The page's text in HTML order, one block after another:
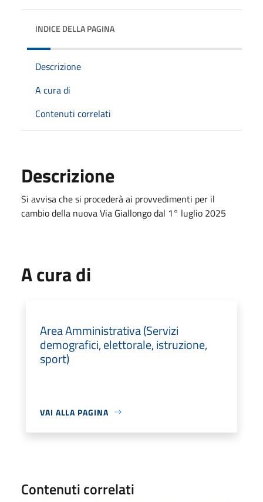
INDICE DELLA PAGINA
Descrizione
A cura di
Contenuti correlati
Descrizione
Si avvisa che si procederà ai provvedimenti per il
cambio della nuova Via Giallongo dal 1° luglio 2025
A cura di
Area Amministrativa (Servizi
demografici, elettorale, istruzione,
sport)
VAI ALLA PAGINA
Contenuti correlati